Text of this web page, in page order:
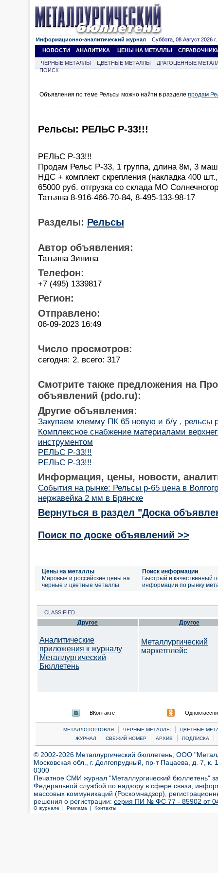
Информационно-аналитический журнал Суббота, 08 Август 2026 г.
НОВОСТИ
АНАЛИТИКА ЦЕНЫ НА МЕТАЛЛЫ
ЧЕРНЫЕ МЕТАЛЛЫ ЦВЕТНЫЕ МЕТАЛЛЫ
ДРАГОЦЕННЫЕ
ПОИСК
Объявления по теме Рельсы можно найти в разделе продам
Рельсы: РЕЛЬС Р-33!!!
РЕЛЬС Р-33!!!
Продам Рельс Р-33, 1 группа, длина 8м, 3
НДС + комплект скрепления (накладка 400
65000 руб. отгрузка со склада МО
Татьяна 8-916-466-70-84, 8-495-133-98-17
Разделы: Рельсы
Автор объявления:
Татьяна Зинина
Телефон:
+7 (495) 1339817
Регион:
Отправлено:
06-09-2023 16:49
Число просмотров:
сегодня: 2, всего: 317
Смотрите также предложения на
объявлений (pdo.ru):
Другие объявления:
Закупаем клемму ПК 65 новую и б/у , рельсы
Комплексное снабжение материалами
инструментом
РЕЛЬС Р-33!!!
РЕЛЬС Р-33!!!
Информация, цены, новости,
События на рынке: Рельсы р-65 цена в
нержавейка 2 мм в Брянске
Вернуться в раздел "Доска
Поиск по доске объявлений >>
Цены на металлы
Мировые и российские цены на
черные и цветные металлы
Поиск информации
Быстрый и качественный
информации по рынку
CLASSIFIED
Другое
Аналитические
приложения к журналу
Металлургический
Бюллетень
Другое
Металлургический
маркетплейс
ВКонтакте
МЕТАЛЛОТОРГОВЛЯ | ЧЕРНЫЕ МЕТАЛЛЫ |
ЦВЕТНЫЕ
ЖУРНАЛ
| СВЕЖИЙ НОМЕР | АРХИВ | ПОДПИСКА |
© 2002-2026 Металлургический бюллетень, ООО
Московская обл., г. Долгопрудный, пр-т Пацаева, д. 7,
0300
Печатное СМИ журнал "Металлургический бюллетень"
Федеральной службой по надзору в сфере связи,
массовых коммуникаций (Роскомнадзор),
решения о регистрации: серия ПИ № ФС 77 - 85902 от 04
О журнале | Реклама | Контакты